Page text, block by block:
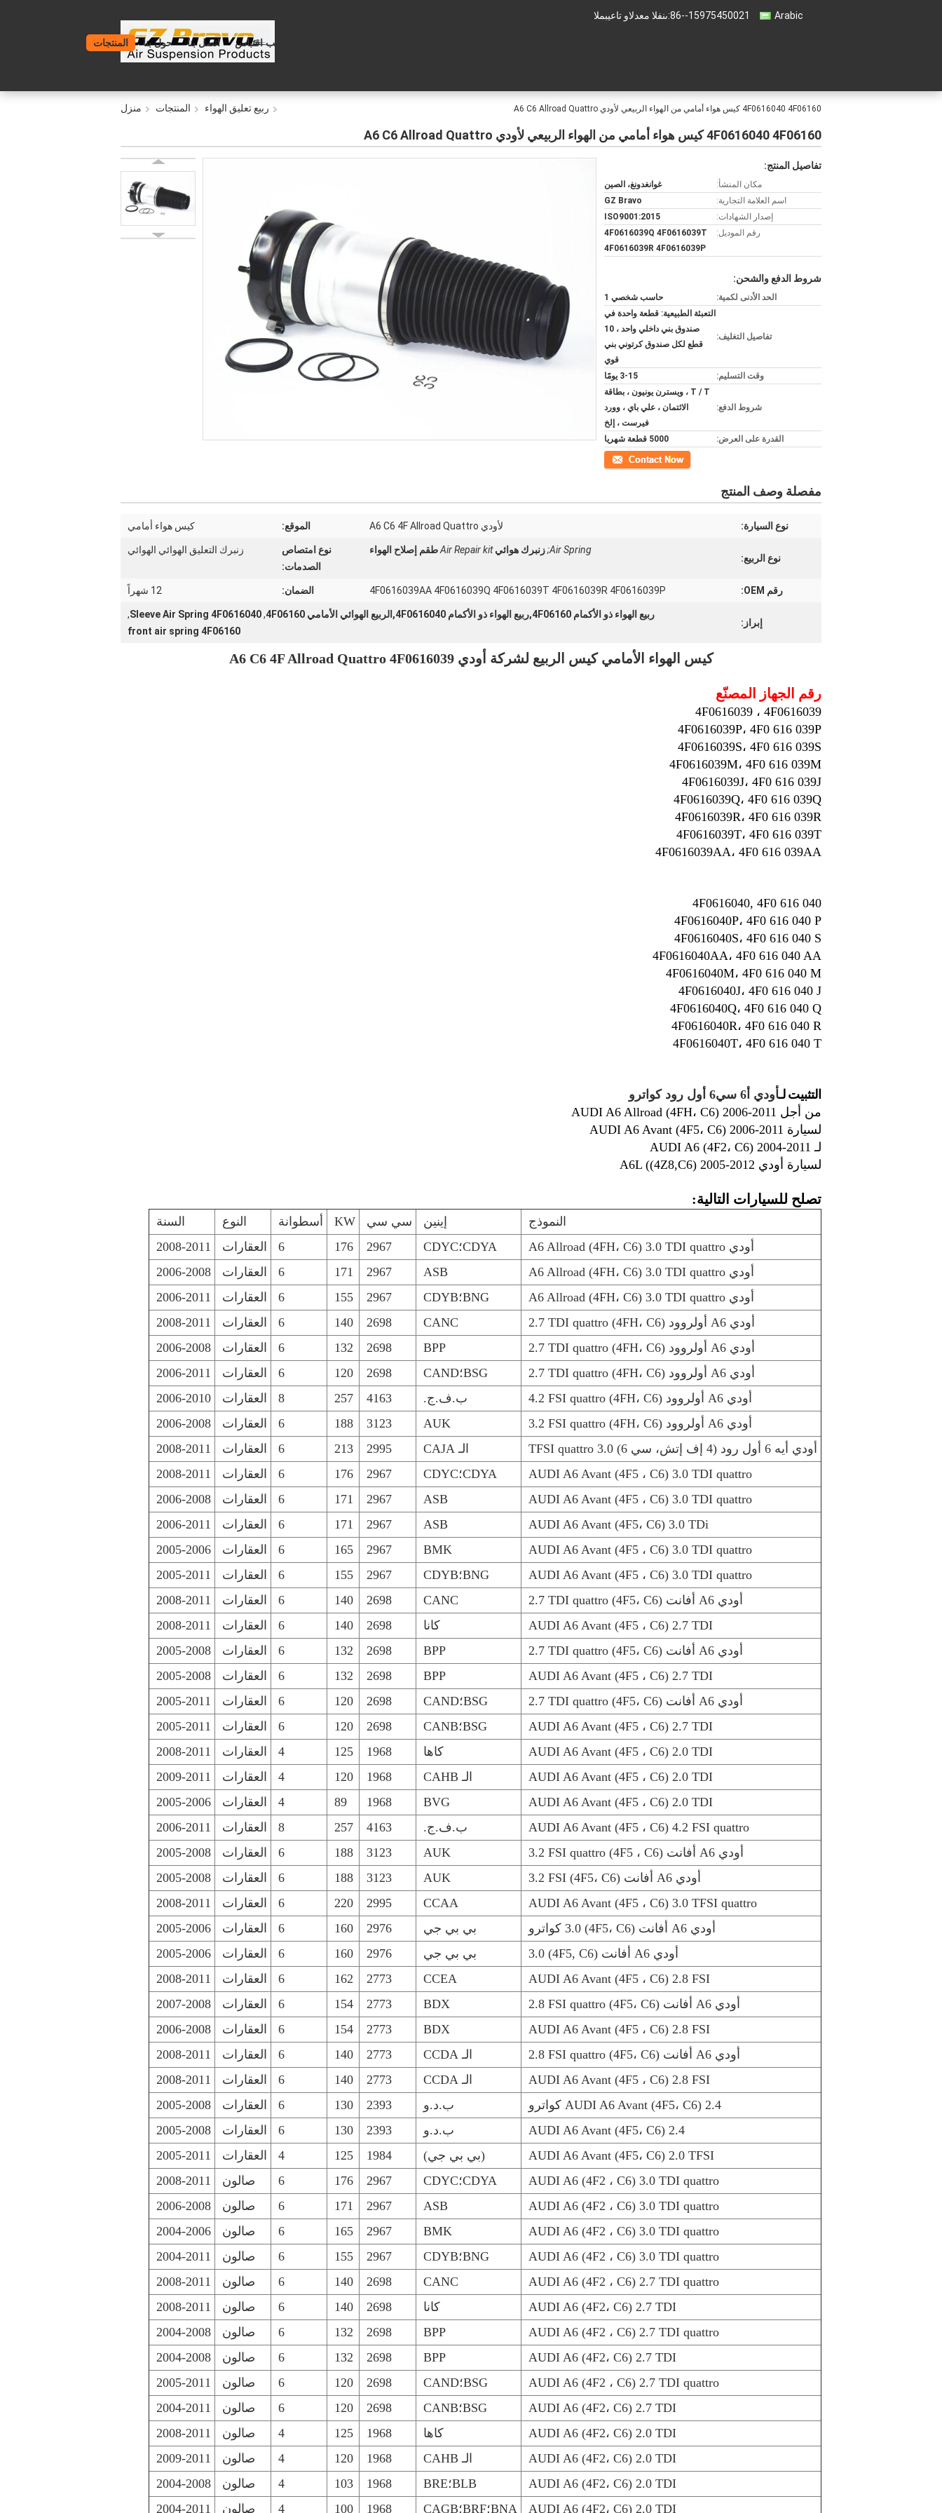
Arabic المبيعات والدعم الفنى:86--15975450021
المنتجات حول بنا اتصل بنا طلب اقتباس
منزل المنتجات ربيع تعليق الهواء 4F0616040 4F06160 كيس هواء أمامي من الهواء الربيعي لأودي A6 C6 Allroad Quattro
4F0616040 4F06160 كيس هواء أمامي من الهواء الربيعي لأودي A6 C6 Allroad Quattro
تفاصيل المنتج:
مكان المنشأ:
غوانغدونغ، الصين
اسم العلامة التجارية:
GZ Bravo
إصدار الشهادات:
ISO9001:2015
رقم الموديل:
4F0616039Q 4F0616039T
4F0616039R 4F0616039P
شروط الدفع والشحن:
الحد الأدنى لكمية: حاسب شخصي 1
تفاصيل التغليف:
التعبئة الطبيعية: قطعة واحدة في
صندوق بني داخلي واحد ، 10
قطع لكل صندوق كرتوني بني
قوي
وقت التسليم:
3-15 يومًا
شروط الدفع:
T / T ، ويسترن يونيون ، بطاقة
الائتمان ، علي باي ، وورد
فيرست ، إلخ
القدرة على العرض:
5000 قطعة شهريا
اتصل
مفصلة وصف المنتج
نوع السيارة: لأودي A6 C6 4F Allroad Quattro الموقع: كيس هواء أمامي
نوع الربيع:
Air Spring; زنبرك هوائي Air Repair kitطقم إصلاح الهواء
نوع امتصاص
الصدمات:
زنبرك التعليق الهوائي الهوائي
رقم OEM: 4F0616039AA 4F0616039Q 4F0616039T 4F0616039R 4F0616039P الضمان: 12 شهراً
إبراز:
ربيع الهواء ذو الأكمام 4F06160,ربيع الهواء ذو الأكمام 4F0616040,الربيع الهوائي الأمامي 4F06160 ,
Sleeve Air Spring 4F0616040
,
front air spring 4F06160
كيس الهواء الأمامي كيس الربيع لشركة أودي A6 C6 4F Allroad Quattro 4F0616039
رقم الجهاز المصنّع
4F0616039 ، 4F0616039
4F0616039P، 4F0 616 039P
4F0616039S، 4F0 616 039S
4F0616039M، 4F0 616 039M
4F0616039J، 4F0 616 039J
4F0616039Q، 4F0 616 039Q
4F0616039R، 4F0 616 039R
4F0616039T، 4F0 616 039T
4F0616039AA، 4F0 616 039AA
4F0616040, 4F0 616 040
4F0616040P، 4F0 616 040 P
4F0616040S، 4F0 616 040 S
4F0616040AA، 4F0 616 040 AA
4F0616040M، 4F0 616 040 M
4F0616040J، 4F0 616 040 J
4F0616040Q، 4F0 616 040 Q
4F0616040R، 4F0 616 040 R
4F0616040T، 4F0 616 040 T
التثبيت لـأودي أ6 سي6 أول رود كواترو
من أجل AUDI A6 Allroad (4FH، C6) 2006-2011
لسيارة AUDI A6 Avant (4F5، C6) 2006-2011
لـ AUDI A6 (4F2، C6) 2004-2011
لسيارة أودي A6L ((4Z8,C6) 2005-2012
تصلح للسيارات التالية:
النموذج إينين سي سي KW أسطوانة النوع
السنة
أودي A6 Allroad (4FH، C6) 3.0 TDI quattro
CDYA؛CDYC 2967
176
6 العقارات
2008-2011
أودي A6 Allroad (4FH، C6) 3.0 TDI quattro
ASB
2967
171
6 العقارات
2006-2008
أودي A6 Allroad (4FH، C6) 3.0 TDI quattro
BNG؛CDYB 2967
155
6 العقارات
2006-2011
أودي A6 أولروود (4FH، C6) 2.7 TDI quattro
CANC
2698
140
6 العقارات
2008-2011
أودي A6 أولروود (4FH، C6) 2.7 TDI quattro
BPP
2698
132
6 العقارات
2006-2008
أودي A6 أولروود (4FH، C6) 2.7 TDI quattro
BSG؛CAND 2698
120
6 العقارات
2006-2011
أودي A6 أولروود (4FH، C6) 4.2 FSI quattro
ب.ف.ج. 4163
257
8 العقارات
2006-2010
أودي A6 أولروود (4FH، C6) 3.2 FSI quattro
AUK
3123
188
6 العقارات
2006-2008
أودي أيه 6 أول رود (4 إف إتش، سي 6) 3.0 TFSI quattro
الـ CAJA 2995
213
6 العقارات
2008-2011
AUDI A6 Avant (4F5 ، C6) 3.0 TDI quattro
CDYA؛CDYC 2967
176
6 العقارات
2008-2011
AUDI A6 Avant (4F5 ، C6) 3.0 TDI quattro
ASB
2967
171
6 العقارات
2006-2008
AUDI A6 Avant (4F5، C6) 3.0 TDi
ASB
2967
171
6 العقارات
2006-2011
AUDI A6 Avant (4F5 ، C6) 3.0 TDI quattro
BMK
2967
165
6 العقارات
2005-2006
AUDI A6 Avant (4F5 ، C6) 3.0 TDI quattro
BNG؛CDYB 2967
155
6 العقارات
2005-2011
أودي A6 أفانت (4F5، C6) 2.7 TDI quattro
CANC
2698
140
6 العقارات
2008-2011
AUDI A6 Avant (4F5 ، C6) 2.7 TDI
كانا 2698
140
6 العقارات
2008-2011
أودي A6 أفانت (4F5، C6) 2.7 TDI quattro
BPP
2698
132
6 العقارات
2005-2008
AUDI A6 Avant (4F5 ، C6) 2.7 TDI
BPP
2698
132
6 العقارات
2005-2008
أودي A6 أفانت (4F5، C6) 2.7 TDI quattro
BSG؛CAND 2698
120
6 العقارات
2005-2011
AUDI A6 Avant (4F5 ، C6) 2.7 TDI
BSG؛CANB 2698
120
6 العقارات
2005-2011
AUDI A6 Avant (4F5 ، C6) 2.0 TDI
كاها 1968
125
4 العقارات
2008-2011
AUDI A6 Avant (4F5 ، C6) 2.0 TDI
الـ CAHB 1968
120
4 العقارات
2009-2011
AUDI A6 Avant (4F5 ، C6) 2.0 TDI
BVG
1968
89
4 العقارات
2005-2006
AUDI A6 Avant (4F5 ، C6) 4.2 FSI quattro
ب.ف.ج. 4163
257
8 العقارات
2006-2011
أودي A6 أفانت (4F5 ، C6) 3.2 FSI quattro
AUK
3123
188
6 العقارات
2005-2008
أودي A6 أفانت (4F5، C6) 3.2 FSI
AUK
3123
188
6 العقارات
2005-2008
AUDI A6 Avant (4F5 ، C6) 3.0 TFSI quattro
CCAA
2995
220
6 العقارات
2008-2011
أودي A6 أفانت (4F5، C6) 3.0 كواترو
بي بي جي 2976
160
6 العقارات
2005-2006
أودي A6 أفانت (4F5, C6) 3.0
بي بي جي 2976
160
6 العقارات
2005-2006
AUDI A6 Avant (4F5 ، C6) 2.8 FSI
CCEA
2773
162
6 العقارات
2008-2011
أودي A6 أفانت (4F5، C6) 2.8 FSI quattro
BDX
2773
154
6 العقارات
2007-2008
AUDI A6 Avant (4F5 ، C6) 2.8 FSI
BDX
2773
154
6 العقارات
2006-2008
أودي A6 أفانت (4F5، C6) 2.8 FSI quattro
الـ CCDA 2773
140
6 العقارات
2008-2011
AUDI A6 Avant (4F5 ، C6) 2.8 FSI
الـ CCDA 2773
140
6 العقارات
2008-2011
AUDI A6 Avant (4F5، C6) 2.4 كواترو
ب.د.و 2393
130
6 العقارات
2005-2008
AUDI A6 Avant (4F5، C6) 2.4
ب.د.و 2393
130
6 العقارات
2005-2008
AUDI A6 Avant (4F5، C6) 2.0 TFSI
(بي بي جي) 1984
125
4 العقارات
2005-2011
AUDI A6 (4F2 ، C6) 3.0 TDI quattro
CDYA؛CDYC 2967
176
6 صالون
2008-2011
AUDI A6 (4F2 ، C6) 3.0 TDI quattro
ASB
2967
171
6 صالون
2006-2008
AUDI A6 (4F2 ، C6) 3.0 TDI quattro
BMK
2967
165
6 صالون
2004-2006
AUDI A6 (4F2 ، C6) 3.0 TDI quattro
BNG؛CDYB 2967
155
6 صالون
2004-2011
AUDI A6 (4F2 ، C6) 2.7 TDI quattro
CANC
2698
140
6 صالون
2008-2011
AUDI A6 (4F2، C6) 2.7 TDI
كانا 2698
140
6 صالون
2008-2011
AUDI A6 (4F2 ، C6) 2.7 TDI quattro
BPP
2698
132
6 صالون
2004-2008
AUDI A6 (4F2، C6) 2.7 TDI
BPP
2698
132
6 صالون
2004-2008
AUDI A6 (4F2 ، C6) 2.7 TDI quattro
BSG؛CAND 2698
120
6 صالون
2005-2011
AUDI A6 (4F2، C6) 2.7 TDI
BSG؛CANB 2698
120
6 صالون
2004-2011
AUDI A6 (4F2، C6) 2.0 TDI
كاها 1968
125
4 صالون
2008-2011
AUDI A6 (4F2، C6) 2.0 TDI
الـ CAHB 1968
120
4 صالون
2009-2011
AUDI A6 (4F2، C6) 2.0 TDI
BLB؛BRE 1968
103
4 صالون
2004-2008
AUDI A6 (4F2، C6) 2.0 TDI
BNA؛BRF؛CAGB 1968
100
4 صالون 2004-2011